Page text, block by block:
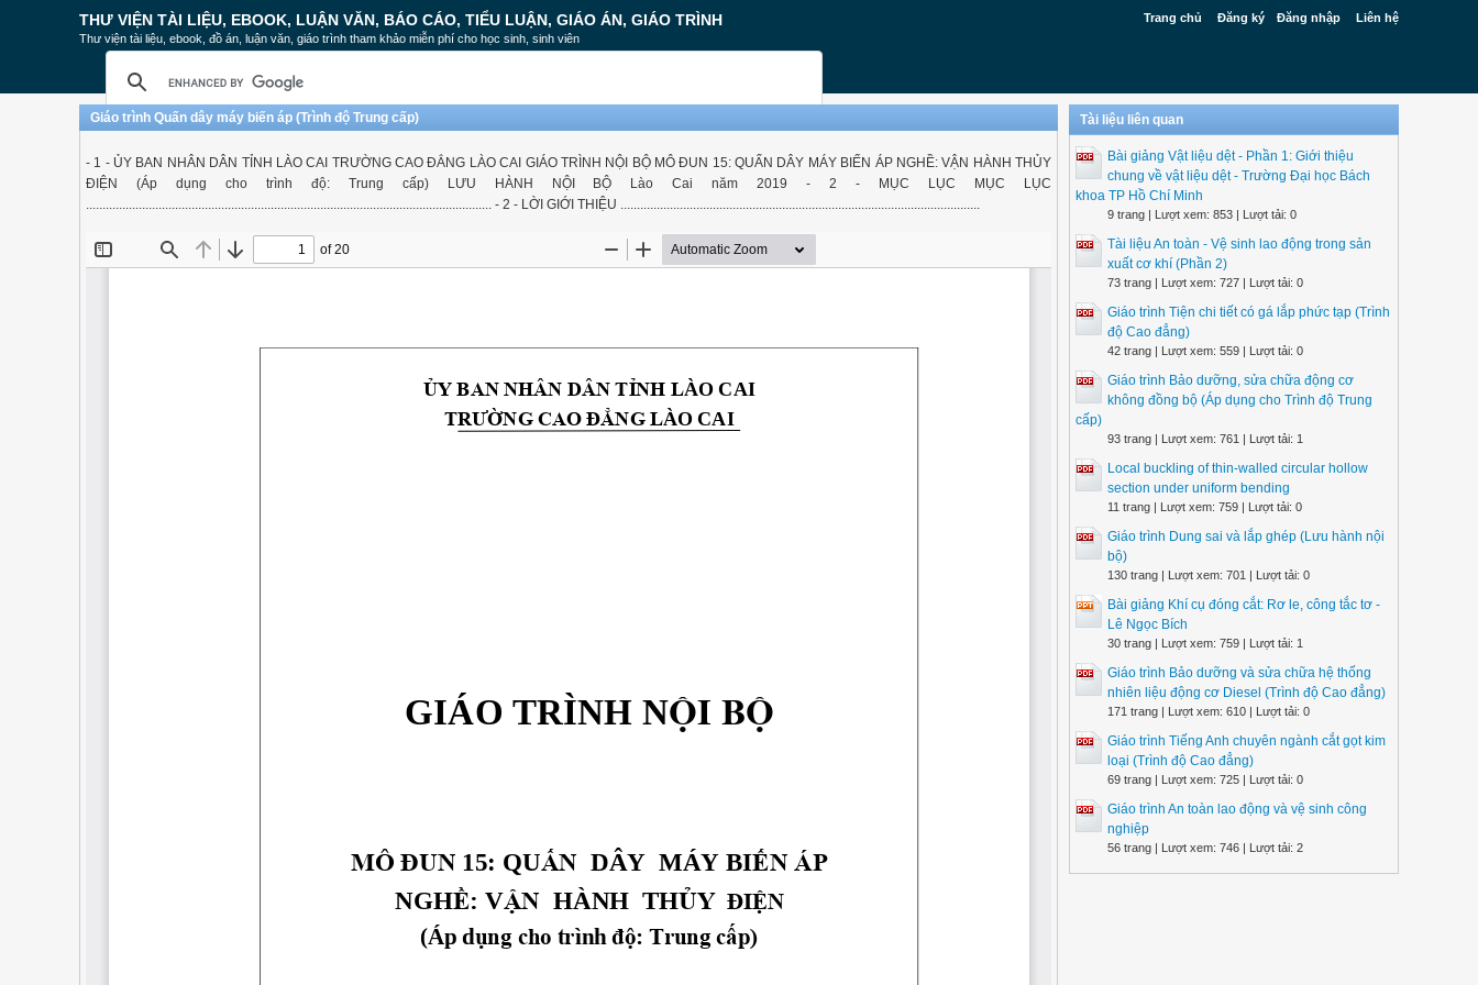
Trang chủ Đăng ký Đăng nhập Liên hệ
THƯ VIỆN TÀI LIỆU, EBOOK, LUẬN VĂN, BÁO CÁO, TIỂU LUẬN, GIÁO ÁN, GIÁO TRÌNH
Thư viện tài liệu, ebook, đồ án, luận văn, giáo trình tham khảo miễn phí cho học sinh, sinh viên
Giáo trình Quấn dây máy biến áp (Trình độ Trung cấp)
- 1 - ỦY BAN NHÂN DÂN TỈNH LÀO CAI TRƯỜNG CAO ĐẲNG LÀO CAI GIÁO TRÌNH NỘI BỘ MÔ ĐUN 15: QUẤN DÂY MÁY BIẾN ÁP NGHỀ: VẬN HÀNH THỦY
ĐIỆN (Áp dụng cho trình độ: Trung cấp) LƯU HÀNH NỘI BỘ Lào Cai năm 2019 - 2 - MỤC LỤC MỤC LỤC
........................................................................................................................... - 2 - LỜI GIỚI THIỆU .............................................................................................................
Tài liệu liên quan
Bài giảng Vật liệu dệt - Phần 1: Giới thiệu
chung về vật liệu dệt - Trường Đại học Bách
khoa TP Hồ Chí Minh
9 trang | Lượt xem: 853 | Lượt tải: 0
Tài liệu An toàn - Vệ sinh lao động trong sản
xuất cơ khí (Phần 2)
73 trang | Lượt xem: 727 | Lượt tải: 0
Giáo trình Tiện chi tiết có gá lắp phức tạp (Trình
độ Cao đẳng)
42 trang | Lượt xem: 559 | Lượt tải: 0
Giáo trình Bảo dưỡng, sửa chữa động cơ
không đồng bộ (Áp dụng cho Trình độ Trung
cấp)
93 trang | Lượt xem: 761 | Lượt tải: 1
Local buckling of thin-walled circular hollow
section under uniform bending
11 trang | Lượt xem: 759 | Lượt tải: 0
Giáo trình Dung sai và lắp ghép (Lưu hành nội
bộ)
130 trang | Lượt xem: 701 | Lượt tải: 0
Bài giảng Khí cụ đóng cắt: Rơ le, công tắc tơ -
Lê Ngọc Bích
30 trang | Lượt xem: 759 | Lượt tải: 1
Giáo trình Bảo dưỡng và sửa chữa hệ thống
nhiên liệu động cơ Diesel (Trình độ Cao đẳng)
171 trang | Lượt xem: 610 | Lượt tải: 0
Giáo trình Tiếng Anh chuyên ngành cắt gọt kim
loại (Trình độ Cao đẳng)
69 trang | Lượt xem: 725 | Lượt tải: 0
Giáo trình An toàn lao động và vệ sinh công
nghiệp
56 trang | Lượt xem: 746 | Lượt tải: 2